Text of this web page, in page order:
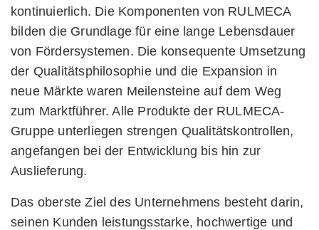
kontinuierlich. Die Komponenten von RULMECA
bilden die Grundlage für eine lange Lebensdauer
von Fördersystemen. Die konsequente Umsetzung
der Qualitätsphilosophie und die Expansion in
neue Märkte waren Meilensteine auf dem Weg
zum Marktführer. Alle Produkte der RULMECA-
Gruppe unterliegen strengen Qualitätskontrollen,
angefangen bei der Entwicklung bis hin zur
Auslieferung.
Das oberste Ziel des Unternehmens besteht darin,
seinen Kunden leistungsstarke, hochwertige und